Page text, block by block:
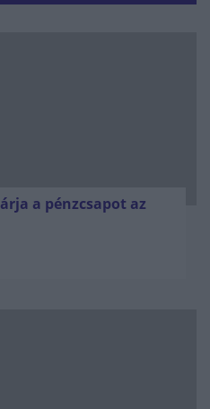
a pénzcsapot az